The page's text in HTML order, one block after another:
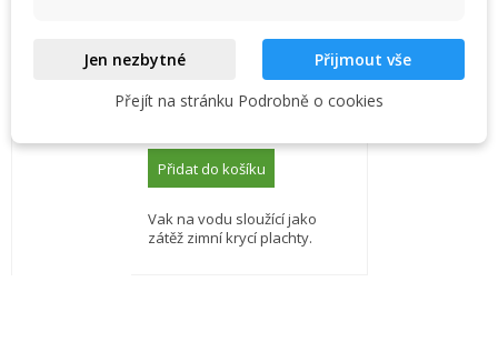
Skladem, dodání do 2
Přidat do košíku
Vak na vodu sloužící jako
zátěž zimní krycí plachty.
Jen nezbytné
Přijmout vše
Přejít na stránku Podrobně o cookies